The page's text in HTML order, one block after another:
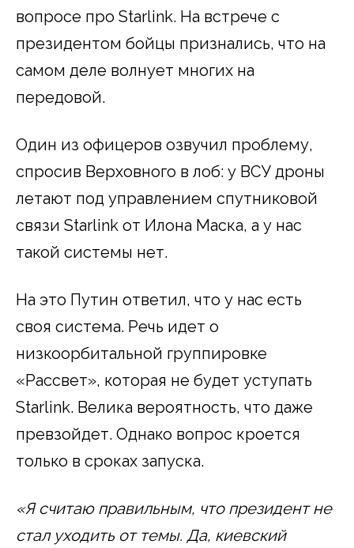
вопросе про Starlink. На встрече с
президентом бойцы признались, что на
самом деле волнует многих на
передовой.
Один из офицеров озвучил проблему,
спросив Верховного в лоб: у ВСУ дроны
летают под управлением спутниковой
связи Starlink от Илона Маска, а у нас
такой системы нет.
На это Путин ответил, что у нас есть
своя система. Речь идет о
низкоорбитальной группировке
«Рассвет», которая не будет уступать
Starlink. Велика вероятность, что даже
превзойдет. Однако вопрос кроется
только в сроках запуска.
«Я считаю правильным, что президент не
стал уходить от темы. Да, киевский